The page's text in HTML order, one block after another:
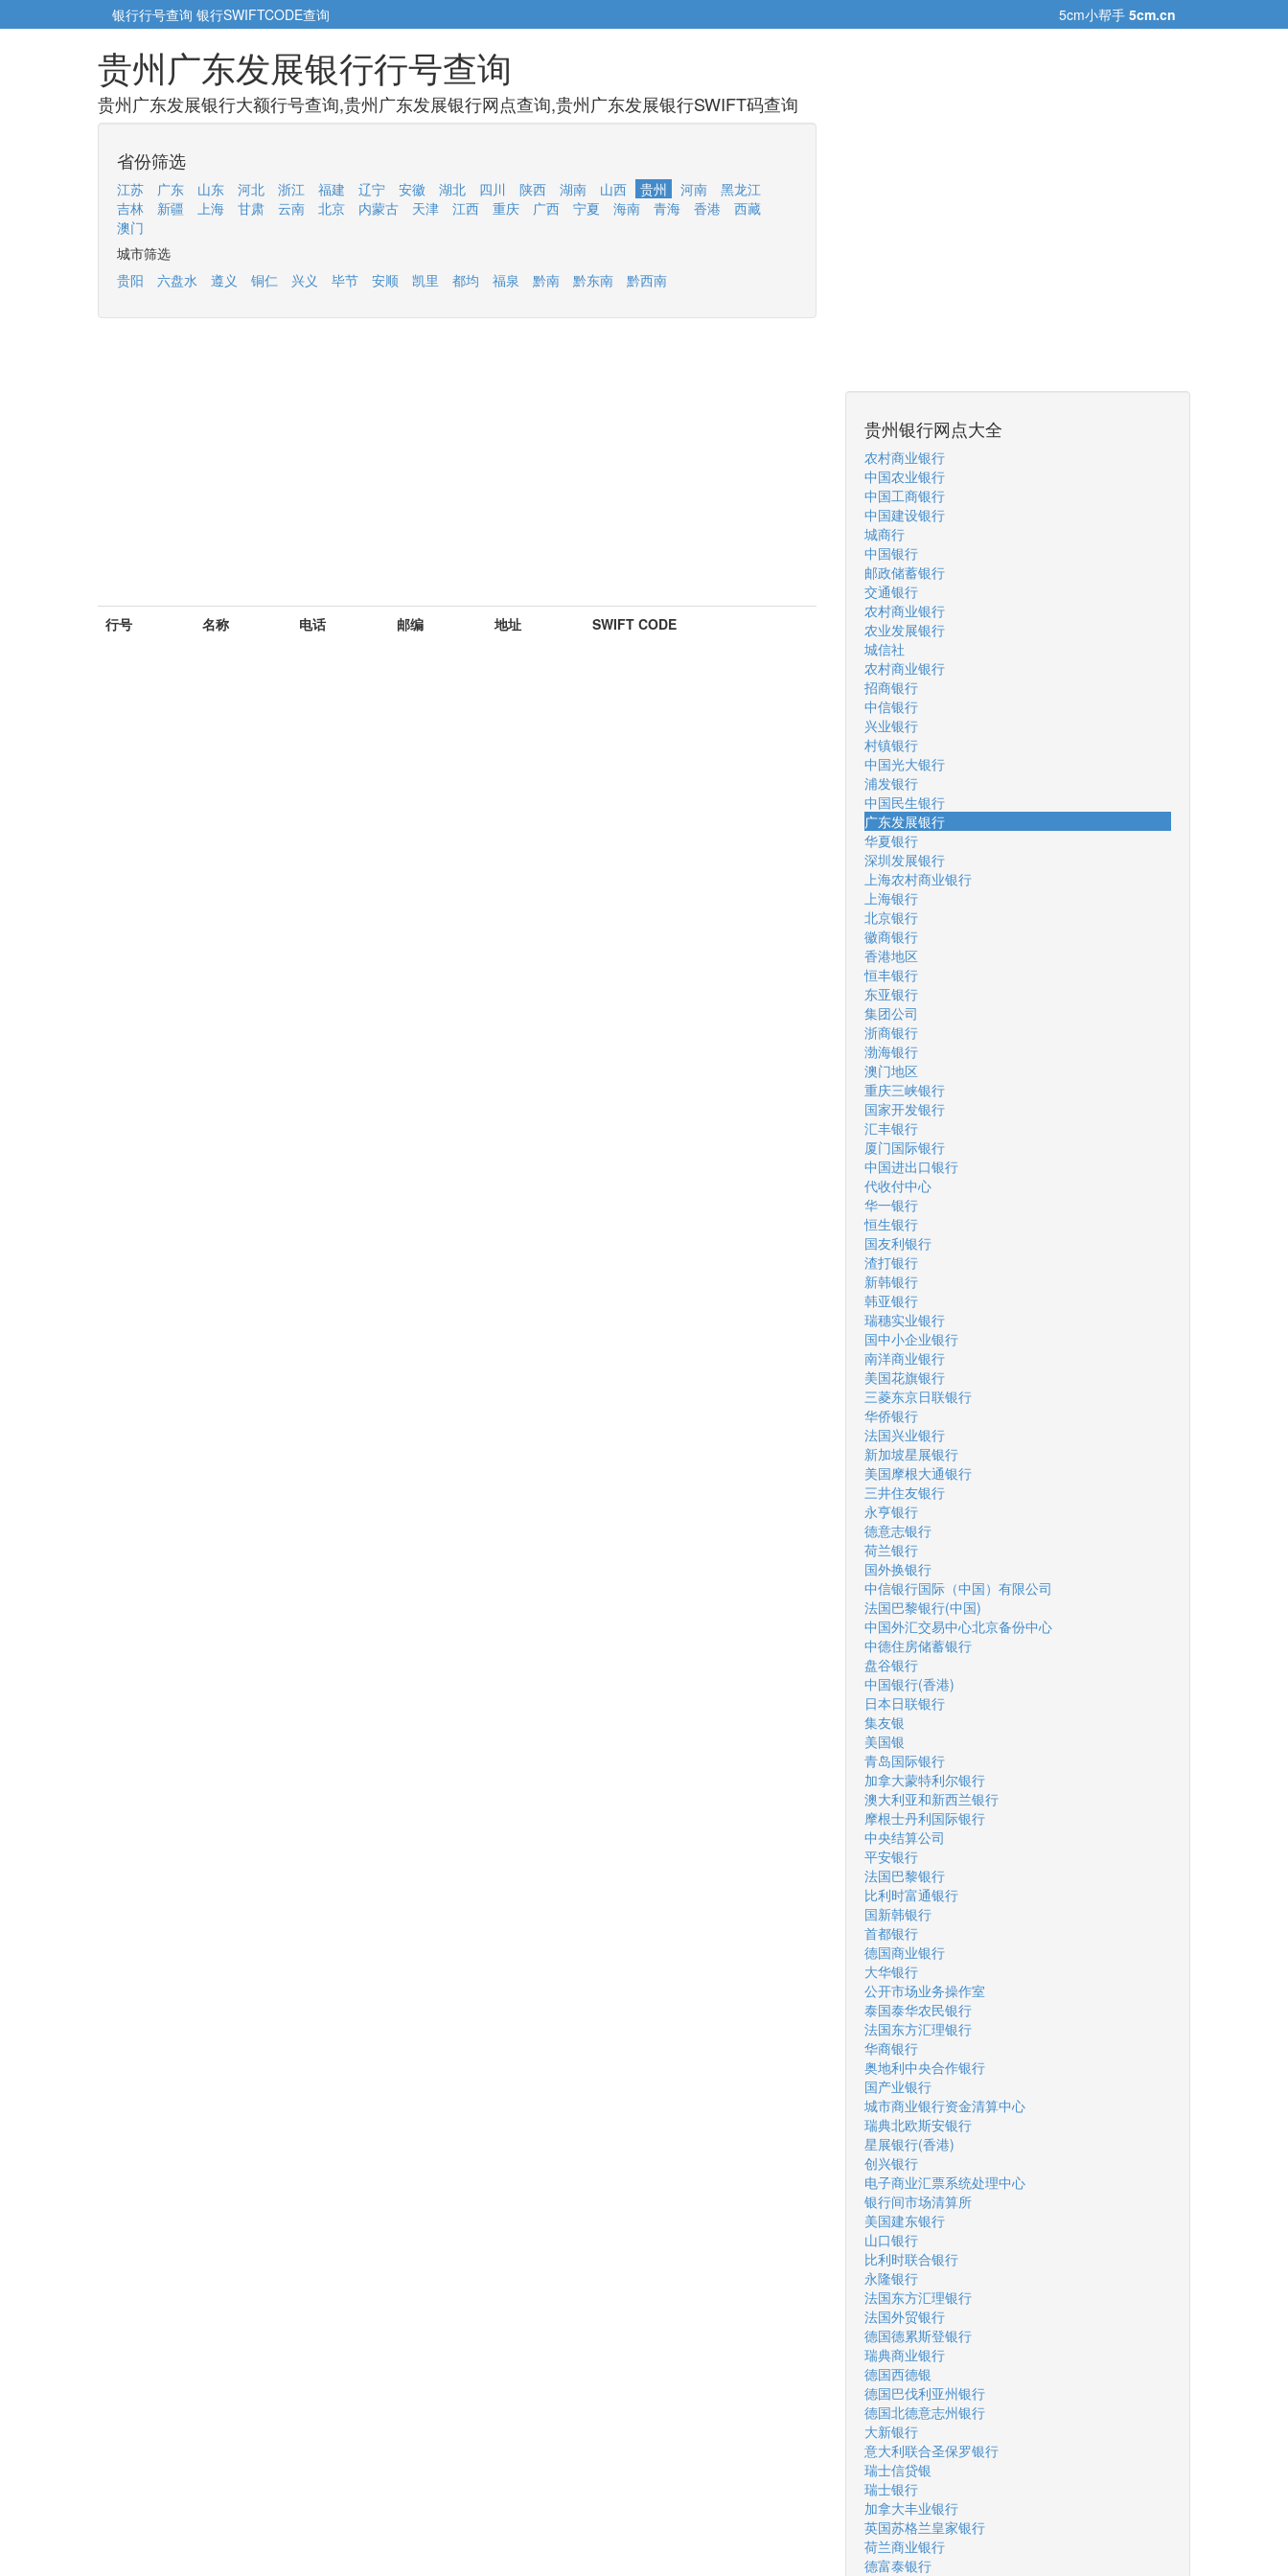
银行行号查询 银行SWIFTCODE查询 5cm小帮手 5cm.cn
贵州广东发展银行行号查询
贵州广东发展银行大额行号查询,贵州广东发展银行网点查询,贵州广东发展银行SWIFT码查询
省份筛选
江苏 广东 山东 河北 浙江 福建 辽宁 安徽 湖北 四川 陕西 湖南 山西 贵州 河南
黑龙江
吉林
新疆 上海 甘肃 云南 北京 内蒙古 天津 江西 重庆 广西 宁夏 海南 青海 香港
西藏
澳门
城市筛选
贵阳
六盘水 遵义 铜仁 兴义 毕节 安顺 凯里 都均 福泉 黔南 黔东南 黔西南
行号 名称 电话 邮编 地址 SWIFT CODE
贵州银行网点大全
农村商业银行
中国农业银行
中国工商银行
中国建设银行
城商行
中国银行
邮政储蓄银行
交通银行
农村商业银行
农业发展银行
城信社
农村商业银行
招商银行
中信银行
兴业银行
村镇银行
中国光大银行
浦发银行
中国民生银行
广东发展银行
华夏银行
深圳发展银行
上海农村商业银行
上海银行
北京银行
徽商银行
香港地区
恒丰银行
东亚银行
集团公司
浙商银行
渤海银行
澳门地区
重庆三峡银行
国家开发银行
汇丰银行
厦门国际银行
中国进出口银行
代收付中心
华一银行
恒生银行
国友利银行
渣打银行
新韩银行
韩亚银行
瑞穗实业银行
国中小企业银行
南洋商业银行
美国花旗银行
三菱东京日联银行
华侨银行
法国兴业银行
新加坡星展银行
美国摩根大通银行
三井住友银行
永亨银行
德意志银行
荷兰银行
国外换银行
中信银行国际（中国）有限公司
法国巴黎银行(中国)
中国外汇交易中心北京备份中心
中德住房储蓄银行
盘谷银行
中国银行(香港)
日本日联银行
集友银
美国银
青岛国际银行
加拿大蒙特利尔银行
澳大利亚和新西兰银行
摩根士丹利国际银行
中央结算公司
平安银行
法国巴黎银行
比利时富通银行
国新韩银行
首都银行
德国商业银行
大华银行
公开市场业务操作室
泰国泰华农民银行
法国东方汇理银行
华商银行
奥地利中央合作银行
国产业银行
城市商业银行资金清算中心
瑞典北欧斯安银行
星展银行(香港)
创兴银行
电子商业汇票系统处理中心
银行间市场清算所
美国建东银行
山口银行
比利时联合银行
永隆银行
法国东方汇理银行
法国外贸银行
德国德累斯登银行
瑞典商业银行
德国西德银
德国巴伐利亚州银行
德国北德意志州银行
大新银行
意大利联合圣保罗银行
瑞士信贷银
瑞士银行
加拿大丰业银行
英国苏格兰皇家银行
荷兰商业银行
德富泰银行